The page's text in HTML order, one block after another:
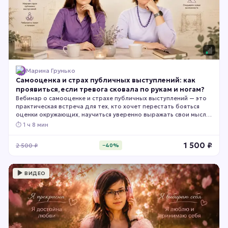
Марина Грунько
Самооценка и страх публичных выступлений: как
проявиться, если тревога сковала по рукам и ногам?
Вебинар о самооценке и страхе публичных выступлений — это
практическая встреча для тех, кто хочет перестать бояться
оценки окружающих, научиться уверенно выражать свои мысли
и чувствовать себя спокойно во время выступлений,
самооценка влияет на уверенность в себе и получите
свободнее в любых ситуациях общения.
⏱ 1 ч 8 мин
2 500₽ −40% 1 500 ₽
ВИДЕО